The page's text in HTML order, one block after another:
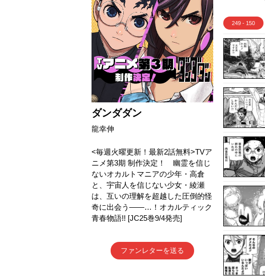
ダンダダン
龍幸伸
<毎週火曜更新！最新2話無料>TVア
ニメ第3期 制作決定！ 幽霊を信じ
ないオカルトマニアの少年・高倉
と、宇宙人を信じない少女・綾瀬
は、互いの理解を超越した圧倒的怪
奇に出会う――…！オカルティック
青春物語!! [JC25巻9/4発売]
ファンレターを送る
249 - 150